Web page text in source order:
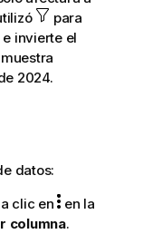
para
invierte el
2024.
datos:
clic en en la
columna.